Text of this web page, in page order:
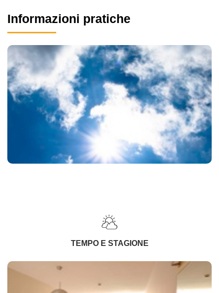
Informazioni pratiche
TEMPO E STAGIONE